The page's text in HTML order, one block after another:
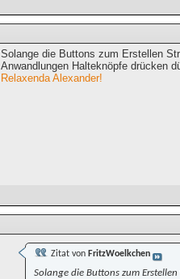
Solange die Buttons zum Erstellen
Anwandlungen Halteknöpfe drücken
Relaxenda Alexander!
Zitat von FritzWoelkchen
Solange die Buttons zum